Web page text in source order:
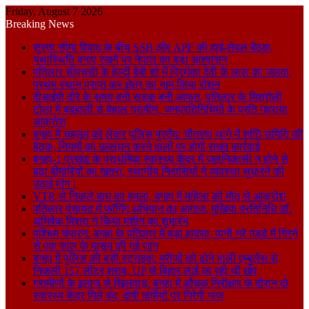
Friday, August 7 2026
Breaking News
सुस्ता सीमा विवाद के बीच SSB और APF की हाई-लेवल बैठक,
यथास्थिति बनाए रखने पर नेपाल का बड़ा आश्वासन
पतिलार सीएचसी के हेल्दी बेबी शो में प्रियंका देवी के लाल का जलवा,
प्रथम स्थान प्राप्त कर क्षेत्र का नाम किया रोशन
वीआईपी दौरे के समय बनी सड़क बनी आफत, पतिलार के मिश्रौली
टोला में बदहाली से बेहाल ग्रामीण, जनप्रतिनिधियों के प्रति गहराया
आक्रोश
बगहा में चहलूम को लेकर पुलिस मुस्तैद: चौतरवा थाने में शांति समिति की
बैठक, नियमों का उल्लंघन करने वालों पर होगी सख्त कार्रवाई
बगहा-1 प्रखंड के प्राथमिक स्वास्थ्य केंद्र में जलनिकासी न होने से
बढ़ा बीमारियों का खतरा, स्थानीय निवासियों ने व्यवस्था सुधारने की
उठाई मांग।
VTR से निकले बाघ का हमला, बगहा में महिला की मौत से आक्रोश
पतिलार पंचायत में फॉगिंग अभियान का आगाज, मुखिया प्रतिनिधि डॉ.
अभिषेक मिश्रा ने किया मशीन का शुभारंभ
पश्चिम चंपारण: बगहा के पतिलार में बड़ा हादसा, पानी भरे गड्ढे में गिरने
से एक साल के मासूम की गई जान
बगहा में पुलिस की बड़ी स्ट्राइक: मरीजों को ढोने वाली एम्बुलेंस से
निकली 157 लीटर शराब, UP से बिहार लाई जा रही थी खेप
ग्रामीणों के इलाज से खिलवाड़: बगहा में औचक निरीक्षण के दौरान दो
स्वास्थ्य केंद्र मिले बंद, दोषी कर्मियों पर गिरेगी गाज